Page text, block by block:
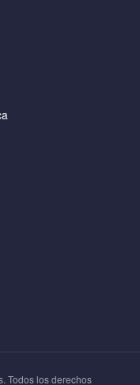
Todos los derechos